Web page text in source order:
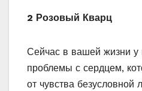
2 Розовый Кварц
Сейчас в вашей жизни у
проблемы с сердцем,
от чувства безусловной